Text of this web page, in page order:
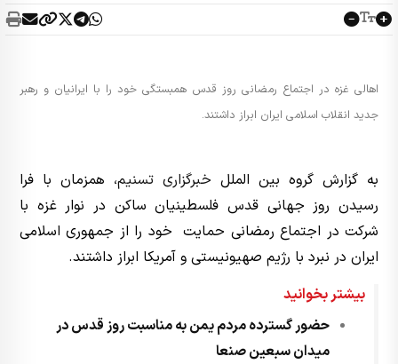
اهالی غزه در اجتماع رمضانی روز قدس همبستگی خود را با ایرانیان و رهبر
جدید انقلاب اسلامی ایران ابراز داشتند.
به گزارش گروه بین الملل خبرگزاری تسنیم، همزمان با فرا
رسیدن روز جهانی قدس فلسطینیان ساکن در نوار غزه با
شرکت در اجتماع رمضانی حمایت خود را از جمهوری اسلامی
ایران در نبرد با رژیم صهیونیستی و آمریکا ابراز داشتند.
بیشتر بخوانید
حضور گسترده مردم یمن به مناسبت روز قدس در
میدان سبعین صنعا